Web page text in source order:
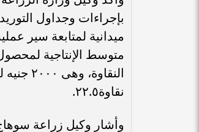
بإجراءات وجداول
ميدانية لمتابعة سير
نقاوة٢٢.٥.